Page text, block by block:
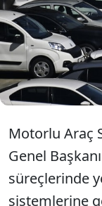
ifade
Motorlu Araç
Genel
süreçlerinde
sistemlerine